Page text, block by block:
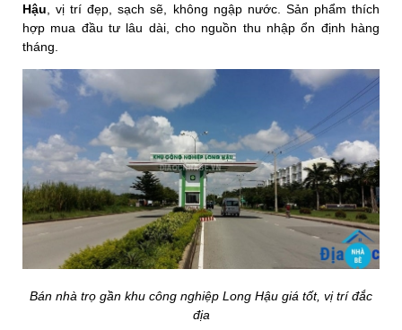
Hậu , vị trí đẹp, sạch sẽ, không ngập nước. Sản phẩm thích
hợp mua đầu tư lâu dài, cho nguồn thu nhập ổn định hàng
tháng.
Bán nhà trọ gần khu công nghiệp Long Hậu giá tốt, vị trí đắc
địa